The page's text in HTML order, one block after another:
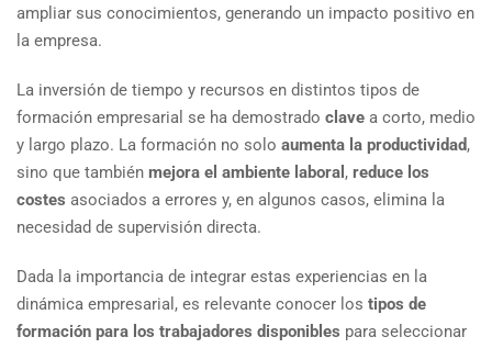
ampliar sus conocimientos, generando un impacto positivo en
la empresa.
La inversión de tiempo y recursos en distintos tipos de
formación empresarial se ha demostrado clave a corto, medio
y largo plazo. La formación no solo aumenta la productividad,
sino que también mejora el ambiente laboral , reduce los
costes asociados a errores y, en algunos casos, elimina la
necesidad de supervisión directa.
Dada la importancia de integrar estas experiencias en la
dinámica empresarial, es relevante conocer los tipos de
formación para los trabajadores disponibles para seleccionar